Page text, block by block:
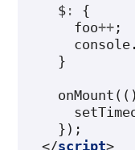
$ :
{
foo++ ;
console .
}
onMount (()
});
</script>